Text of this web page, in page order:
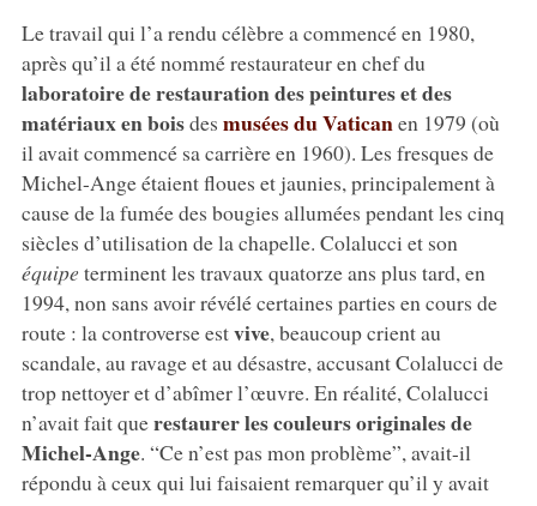
Le travail qui l’a rendu célèbre a commencé en 1980,
après qu’il a été nommé restaurateur en chef du
laboratoire de restauration des peintures et des
matériaux en boisdes musées du Vaticanen 1979 (où
il avait commencé sa carrière en 1960). Les fresques de
Michel-Ange étaient floues et jaunies, principalement à
cause de la fumée des bougies allumées pendant les cinq
siècles d’utilisation de la chapelle. Colalucci et son
équipeterminent les travaux quatorze ans plus tard, en
1994, non sans avoir révélé certaines parties en cours de
route : la controverse estvive, beaucoup crient au
scandale, au ravage et au désastre, accusant Colalucci de
trop nettoyer et d’abîmer l’œuvre. En réalité, Colalucci
n’avait fait querestaurer les couleurs originales de
Michel-Ange. “Ce n’est pas mon problème”, avait-il
répondu à ceux qui lui faisaient remarquer qu’il y avait